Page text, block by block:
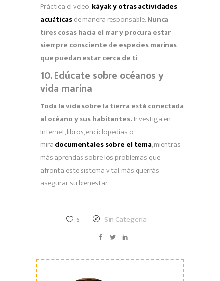
Práctica el veleo,káyak y otras actividades
acuáticasde manera responsable.Nunca
tires cosas hacia el mar y procura estar
siempre consciente de especies marinas
que puedan estar cerca de ti.
10. Edúcate sobre océanos y
vida marina
Toda la vida sobre la tierra está conectada
al océano y sus habitantes. Investiga en
Internet, libros, enciclopedias o
mira documentales sobre el tema, mientras
más aprendas sobre los problemas que
afronta este sistema vital, más querrás
asegurar su bienestar.
6 Sin Categoría